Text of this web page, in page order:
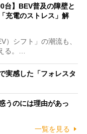
台】BEV普及の障壁と
充電のストレス」解
シフト」の潮流も、
る。…
実感した「フォレスタ
うのには理由があっ
一覧を見る